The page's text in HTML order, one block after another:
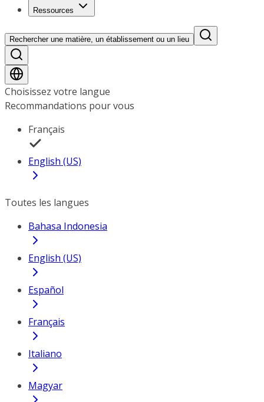
Ressources
Rechercher une matière, un établissement ou un lieu
Choisissez votre langue
Recommandations pour vous
Français
English (US)
Toutes les langues
Bahasa Indonesia
English (US)
Español
Français
Italiano
Magyar